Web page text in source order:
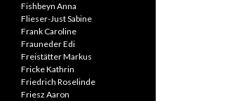
Fishbeyn Anna
Flieser-Just Sabine
Frank Caroline
Frauneder Edi
Freistätter Markus
Fricke Kathrin
Friedrich Roselinde
Friesz Aaron